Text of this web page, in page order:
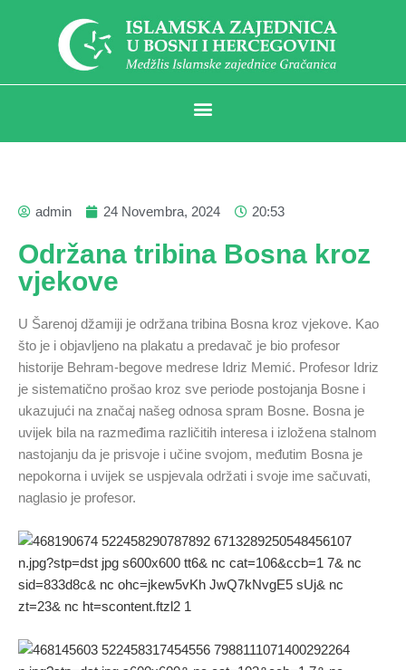
admin 24 Novembra, 2024 20:53
Održana tribina Bosna kroz
vjekove
U Šarenoj džamiji je održana tribina Bosna kroz vjekove. Kao
što je i objavljeno na plakatu a predavač je bio profesor
historije Behram-begove medrese Idriz Memić. Profesor Idriz
je sistematično prošao kroz sve periode postojanja Bosne i
ukazujući na značaj našeg odnosa spram Bosne. Bosna je
uvijek bila na razmeđima različitih interesa i izložena stalnom
nastojanju da je prisvoje i učine svojom, međutim Bosna je
nepokorna i uvijek se uspjevala održati i svoje ime sačuvati,
naglasio je profesor.